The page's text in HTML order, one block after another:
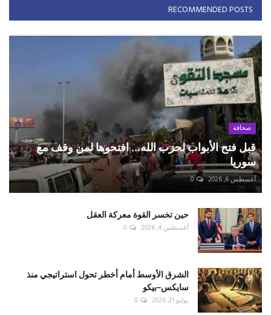
RECOMMENDED POSTS
صحافة
قبل فتح الأبواب لحزب الله... افتحوها لمن وقف مع
سوريا
أغسطس 6, 2026 0
حين تخسر القوة معركة العقل
أغسطس 4, 2026 0
الشرق الأوسط أمام أخطر تحول استراتيجي منذ
سايكس–بيكو
يوليو 31, 2026 0